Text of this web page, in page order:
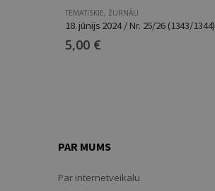
TEMATISKIE, ŽURNĀLI
18. jūnijs 2024 / Nr. 25/26 (1343/1344)
5,00 €
PAR MUMS
Par internetveikalu